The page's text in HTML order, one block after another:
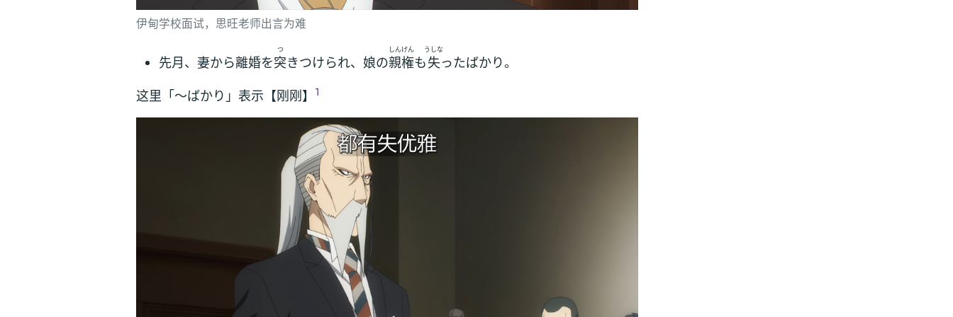
伊甸学校面试，思旺老师出言为难
先月、妻から離婚を突
つ
きつけられ、娘の親権
しんけん
も失
うしな
ったばかり。
这里「～ばかり」表示【刚刚】 1